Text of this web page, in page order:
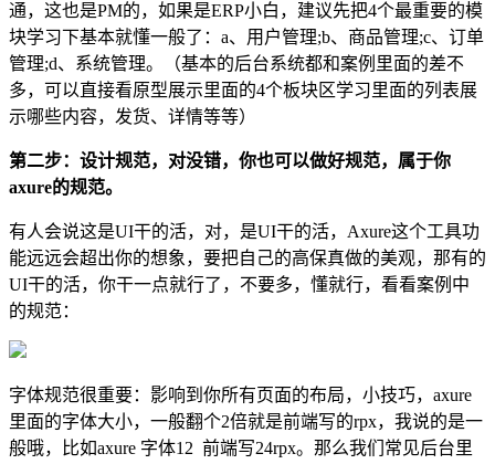
通，这也是PM的，如果是ERP小白，建议先把4个最重要的模
块学习下基本就懂一般了：a、用户管理;b、商品管理;c、订单
管理;d、系统管理。（基本的后台系统都和案例里面的差不
多，可以直接看原型展示里面的4个板块区学习里面的列表展
示哪些内容，发货、详情等等）
第二步：设计规范，对没错，你也可以做好规范，属于你
axure的规范。
有人会说这是UI干的活，对，是UI干的活，Axure这个工具功
能远远会超出你的想象，要把自己的高保真做的美观，那有的
UI干的活，你干一点就行了，不要多，懂就行，看看案例中
的规范：
字体规范很重要：影响到你所有页面的布局，小技巧，axure
里面的字体大小，一般翻个2倍就是前端写的rpx，我说的是一
般哦，比如axure 字体12 前端写24rpx。那么我们常见后台里